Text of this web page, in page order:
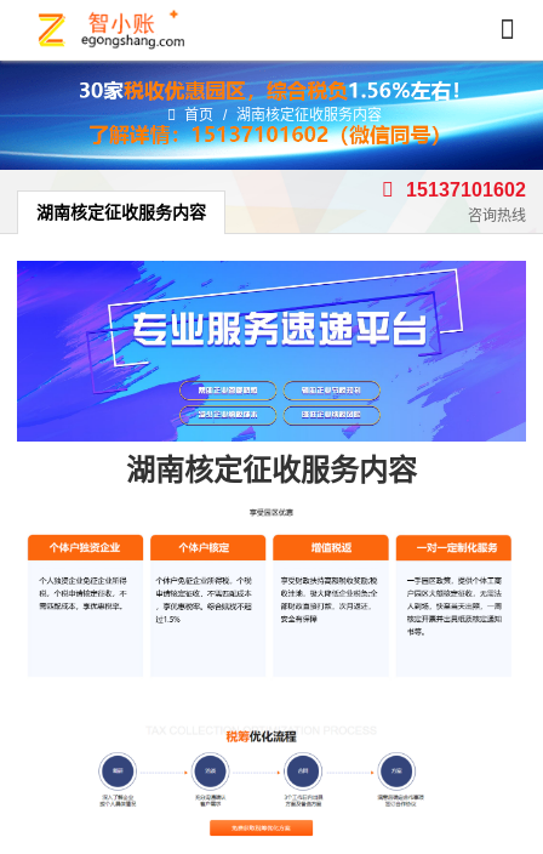
首页 / 湖南核定征收服务内容
湖南核定征收服务内容
15137101602
咨询热线
湖南核定征收服务内容